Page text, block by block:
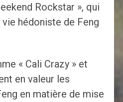
Rockstar », qui
hédoniste de Feng
« Cali Crazy » et
en valeur les
en matière de mise